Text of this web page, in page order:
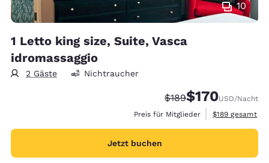
10
1 Letto king size, Suite, Vasca
idromassaggio
2 Gäste Nichtraucher
Durchgestrichener
$189Vergünstigter
$170USD/Nacht
Preis für Mitglieder
Geschätzte
$189 gesamt
Jetzt buchen